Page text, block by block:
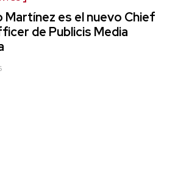
Martínez es el nuevo Chief
de Publicis Media